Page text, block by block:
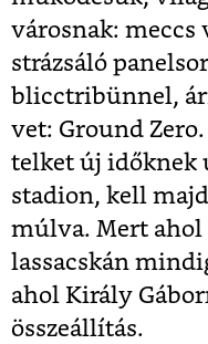
városnak: meccs
strázsáló
blicctribünnel,
vet: Ground
telket új időknek
stadion, kell
múlva. Mert ahol
lassacskán
ahol Király
összeállítás.